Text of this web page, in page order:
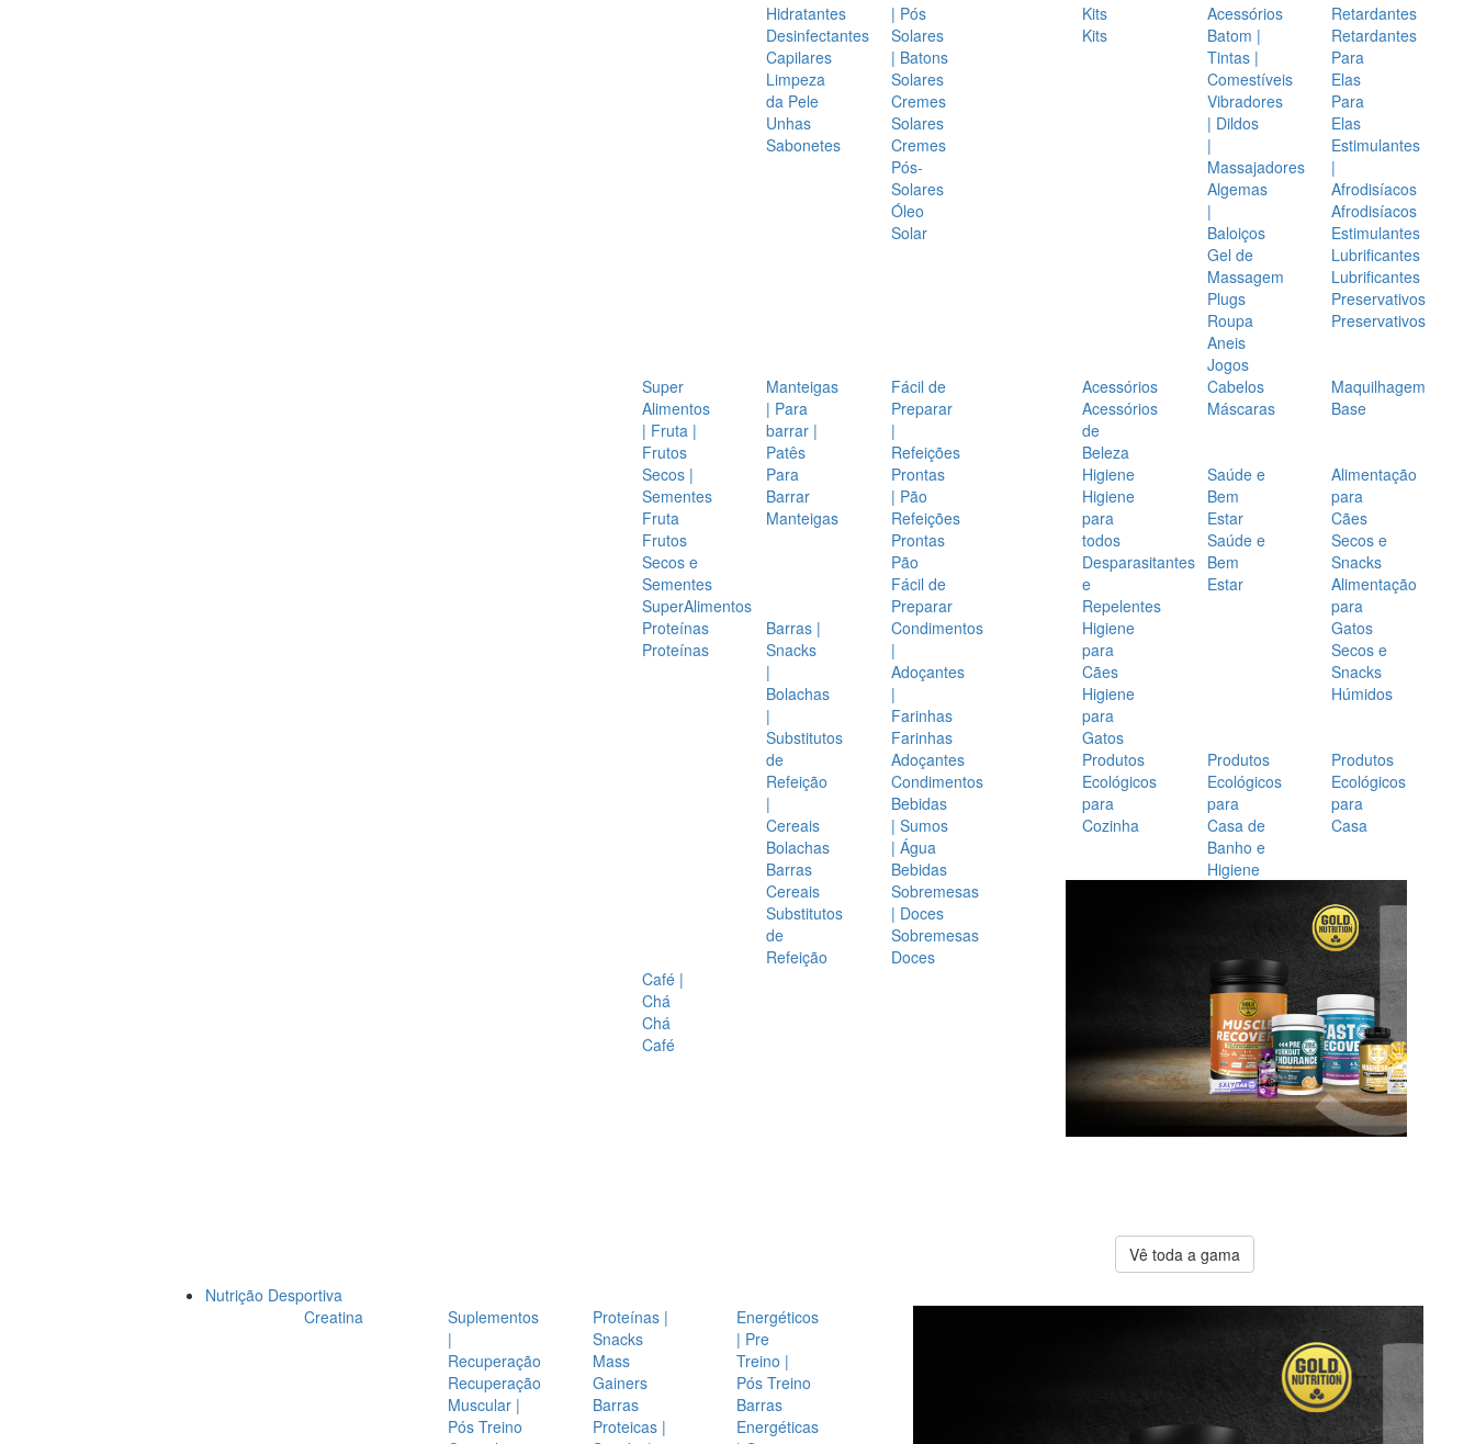
Hidratantes
Desinfectantes
Capilares
Limpeza
da Pele
Unhas
Sabonetes
| Pós
Solares
| Batons
Solares
Cremes
Solares
Cremes
Pós-
Solares
Óleo
Solar
Kits
Kits
Acessórios
Batom |
Tintas |
Comestíveis
Vibradores
| Dildos
|
Massajadores
Algemas
|
Baloiços
Gel de
Massagem
Plugs
Roupa
Aneis
Jogos
Retardantes
Retardantes
Para
Elas
Para
Elas
Estimulantes
|
Afrodisíacos
Afrodisíacos
Estimulantes
Lubrificantes
Lubrificantes
Preservativos
Preservativos
Super
Alimentos
| Fruta |
Frutos
Secos |
Sementes
Fruta
Frutos
Secos e
Sementes
SuperAlimentos
Manteigas
| Para
barrar |
Patês
Para
Barrar
Manteigas
Fácil de
Preparar
|
Refeições
Prontas
| Pão
Refeições
Prontas
Pão
Fácil de
Preparar
Proteínas
Proteínas
Barras |
Snacks
|
Bolachas
|
Substitutos
de
Refeição
|
Cereais
Bolachas
Barras
Cereais
Substitutos
de
Refeição
Condimentos
|
Adoçantes
|
Farinhas
Farinhas
Adoçantes
Condimentos
Bebidas
| Sumos
| Água
Bebidas
Sobremesas
| Doces
Sobremesas
Doces
Café |
Chá
Chá
Café
Acessórios
Acessórios
de
Beleza
Cabelos
Máscaras
Maquilhagem
Base
Higiene
Higiene
para
todos
Desparasitantes
e
Repelentes
Higiene
para
Cães
Higiene
para
Gatos
Saúde e
Bem
Estar
Saúde e
Bem
Estar
Alimentação
para
Cães
Secos e
Snacks
Alimentação
para
Gatos
Secos e
Snacks
Húmidos
Produtos
Ecológicos
para
Cozinha
Produtos
Ecológicos
para
Casa de
Banho e
Higiene
Produtos
Ecológicos
para
Casa
Vê toda a gama
Nutrição Desportiva
Creatina
Suplementos
|
Recuperação
Recuperação
Muscular |
Pós Treino
Proteínas |
Snacks
Mass
Gainers
Barras
Proteicas |
Energéticos
| Pre
Treino |
Pós Treino
Barras
Energéticas